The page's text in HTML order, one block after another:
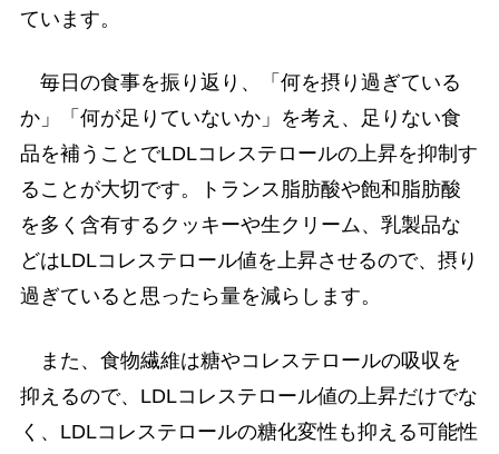
ています。
毎日の食事を振り返り、「何を摂り過ぎている
か」「何が足りていないか」を考え、足りない食
品を補うことでLDLコレステロールの上昇を抑制す
ることが大切です。トランス脂肪酸や飽和脂肪酸
を多く含有するクッキーや生クリーム、乳製品な
どはLDLコレステロール値を上昇させるので、摂り
過ぎていると思ったら量を減らします。
また、食物繊維は糖やコレステロールの吸収を
抑えるので、LDLコレステロール値の上昇だけでな
く、LDLコレステロールの糖化変性も抑える可能性